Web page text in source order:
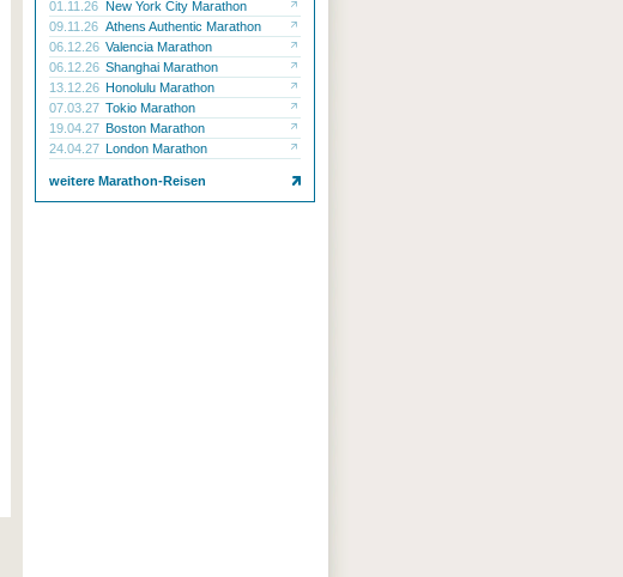
01.11.26 New York City Marathon
09.11.26 Athens Authentic Marathon
06.12.26 Valencia Marathon
06.12.26 Shanghai Marathon
13.12.26 Honolulu Marathon
07.03.27 Tokio Marathon
19.04.27 Boston Marathon
24.04.27 London Marathon
weitere Marathon-Reisen